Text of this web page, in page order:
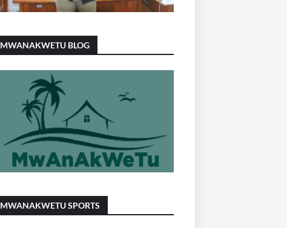
MWANAKWETU BLOG
MWANAKWETU SPORTS